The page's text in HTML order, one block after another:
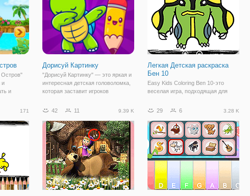
Остров"
и
и
и
Дорисуй Картинку
"Дорисуй Картинку" — это яркая и
интересная детская головоломка,
которая заставит игроков
вас ждёт множество уровней, где
смекалку и сообразительность.
Суть
Легкая Детская раскраска
Бен 10
Easy Kids Coloring Ben 10-это
веселая игра, подходящая для
играть бесплатно. Темные толстые
иллюстрации позволяют детям
младшего возраста легко
наслаждаться
171 42 11 9.39 K 29 6 3.28 K